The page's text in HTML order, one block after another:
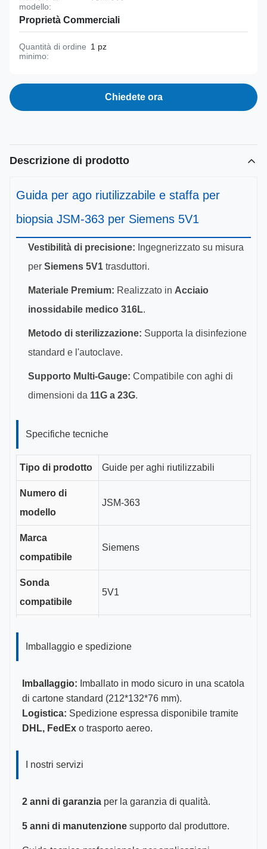
modello:
Proprietà Commerciali
Quantità di ordine
minimo:
1 pz
Chiedete ora
Descrizione di prodotto
Guida per ago riutilizzabile e staffa per
biopsia JSM-363 per Siemens 5V1
Vestibilità di precisione: Ingegnerizzato su misura
per Siemens 5V1 trasduttori.
Materiale Premium: Realizzato in Acciaio
inossidabile medico 316L.
Metodo di sterilizzazione: Supporta la disinfezione
standard e l'autoclave.
Supporto Multi-Gauge: Compatibile con aghi di
dimensioni da 11G a 23G.
Specifiche tecniche
Tipo di prodotto Guide per aghi riutilizzabili
Numero di
modello
JSM-363
Marca
compatibile
Siemens
Sonda
compatibile
5V1
canale guida
11-23G
Certificazioni CE, ISO 13485, certificato FDA
Imballaggio e spedizione
Imballaggio: Imballato in modo sicuro in una scatola
di cartone standard (212*132*76 mm).
Logistica: Spedizione espressa disponibile tramite
DHL, FedEx o trasporto aereo.
I nostri servizi
2 anni di garanzia per la garanzia di qualità.
5 anni di manutenzione supporto dal produttore.